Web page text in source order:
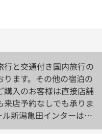
行と交通付き国内旅行の
ます。その他の宿泊の
購入のお客様は直接店舗
店予約なしでも承りま
新潟亀田インターは1